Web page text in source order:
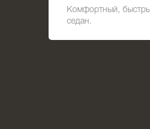
Комфортный,
седан.